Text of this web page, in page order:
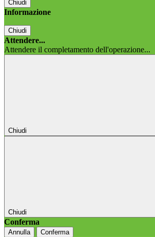
Chiudi
Informazione
Chiudi
Attendere...
Attendere il completamento dell'operazione...
Chiudi
Chiudi
Conferma
Annulla Conferma